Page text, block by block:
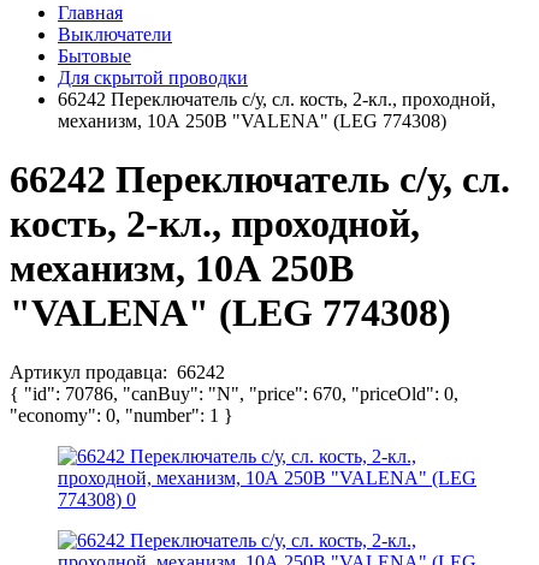
Главная
Выключатели
Бытовые
Для скрытой проводки
66242 Переключатель с/у, сл. кость, 2-кл., проходной,
механизм, 10А 250В "VALENA" (LEG 774308)
66242 Переключатель с/у, сл.
кость, 2-кл., проходной,
механизм, 10А 250В
"VALENA" (LEG 774308)
Артикул продавца: 66242
{ "id": 70786, "canBuy": "N", "price": 670, "priceOld": 0,
"economy": 0, "number": 1 }